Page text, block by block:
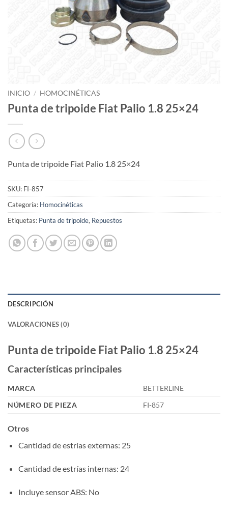
INICIO / HOMOCINÉTICAS
Punta de tripoide Fiat Palio 1.8 25×24
Punta de tripoide Fiat Palio 1.8 25×24
SKU: FI-857
Categoría: Homocinéticas
Etiquetas: Punta de tripoide, Repuestos
DESCRIPCIÓN
VALORACIONES (0)
Punta de tripoide Fiat Palio 1.8 25×24
Características principales
MARCA
BETTERLINE
NÚMERO DE PIEZA
FI-857
Otros
Cantidad de estrías externas: 25
Cantidad de estrías internas: 24
Incluye sensor ABS: No